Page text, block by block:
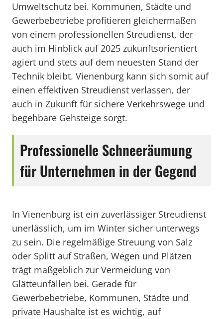
Umweltschutz bei. Kommunen, Städte und
Gewerbebetriebe profitieren gleichermaßen
von einem professionellen Streudienst, der
auch im Hinblick auf 2025 zukunftsorientiert
agiert und stets auf dem neuesten Stand der
Technik bleibt. Vienenburg kann sich somit auf
einen effektiven Streudienst verlassen, der
auch in Zukunft für sichere Verkehrswege und
begehbare Gehsteige sorgt.
Professionelle Schneeräumung
für Unternehmen in der Gegend
In Vienenburg ist ein zuverlässiger Streudienst
unerlässlich, um im Winter sicher unterwegs
zu sein. Die regelmäßige Streuung von Salz
oder Splitt auf Straßen, Wegen und Plätzen
trägt maßgeblich zur Vermeidung von
Glätteunfällen bei. Gerade für
Gewerbebetriebe, Kommunen, Städte und
private Haushalte ist es wichtig, auf